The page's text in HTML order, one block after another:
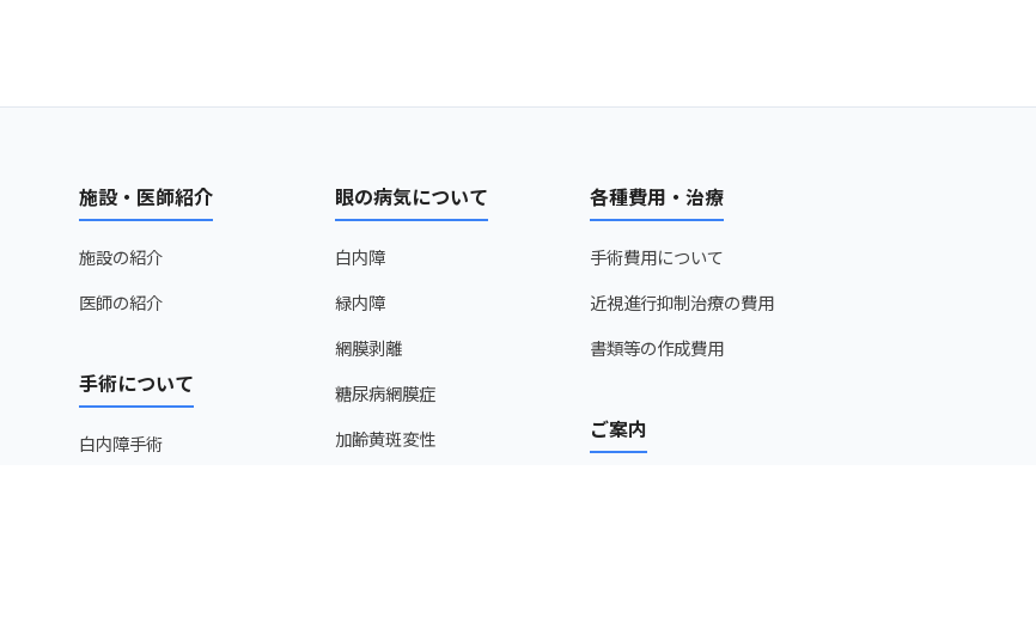
施設・医師紹介
施設の紹介
医師の紹介
手術について
白内障手術
眼の病気について
白内障
緑内障
網膜剥離
糖尿病網膜症
加齢黄斑変性
各種費用・治療
手術費用について
近視進行抑制治療の費用
書類等の作成費用
ご案内